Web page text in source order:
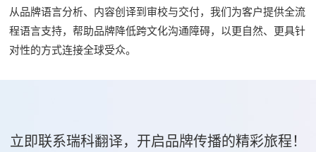
从品牌语言分析、内容创译到审校与交付，我们为客户提供全流
程语言支持，帮助品牌降低跨文化沟通障碍，以更自然、更具针
对性的方式连接全球受众。
立即联系瑞科翻译，开启品牌传播的精彩旅程！